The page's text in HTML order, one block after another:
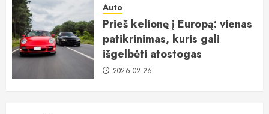
Auto
Prieš kelionę į Europą: vienas
patikrinimas, kuris gali
išgelbėti atostogas
2026-02-26